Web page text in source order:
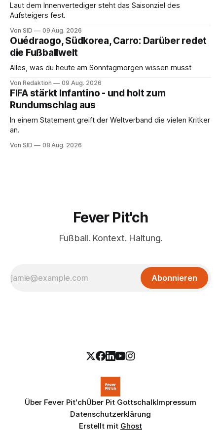
Laut dem Innenvertediger steht das Saisonziel des
Aufsteigers fest.
Von SID 09 Aug. 2026
Ouédraogo, Südkorea, Carro: Darüber redet
die Fußballwelt
Alles, was du heute am Sonntagmorgen wissen musst
Von Redaktion 09 Aug. 2026
FIFA stärkt Infantino - und holt zum
Rundumschlag aus
In einem Statement greift der Weltverband die vielen Kritker
an.
Von SID 08 Aug. 2026
Fever Pit'ch
Fußball. Kontext. Haltung.
Abonnieren
Über Fever Pit'chÜber Pit GottschalkImpressum
Datenschutzerklärung
Erstellt mit Ghost